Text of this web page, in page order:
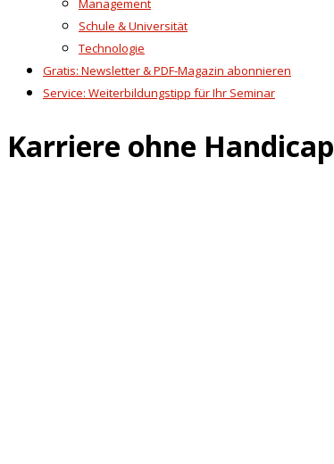
Management
Schule & Universität
Technologie
Gratis: Newsletter & PDF-Magazin abonnieren
Service: Weiterbildungstipp für Ihr Seminar
Karriere ohne Handicap